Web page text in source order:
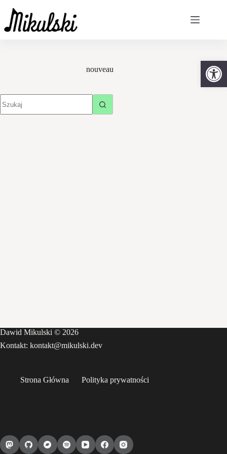
nouveau
Dawid Mikulski © 2026
Kontakt: kontakt@mikulski.dev
Strona Główna Polityka prywatności